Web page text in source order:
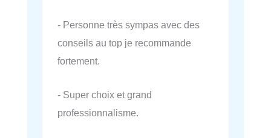
- Personne très sympas avec des
conseils au top je recommande
fortement.
- Super choix et grand
professionnalisme.